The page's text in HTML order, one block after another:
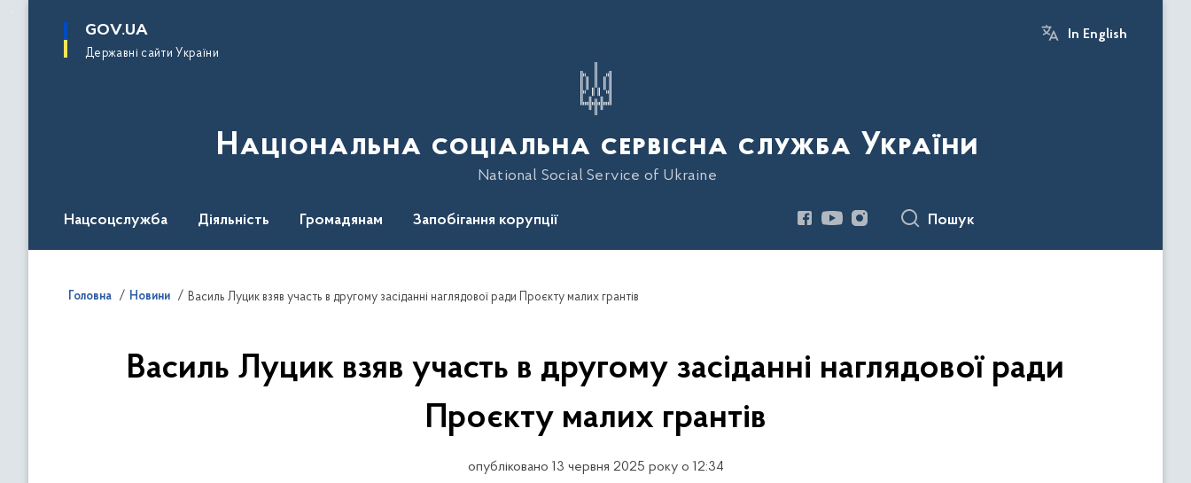
основного
GOV.UA
Державні сайти України
In English
Національна соціальна сервісна служба України
National Social Service of Ukraine
Нацсоцслужба Діяльність Громадянам Запобігання корупції Пошук
Головна Новини Василь Луцик взяв участь в другому засіданні наглядової ради Проєкту малих грантів
Василь Луцик взяв участь в другому засіданні наглядової ради
Проєкту малих грантів
опубліковано 13 червня 2025 року о 12:34